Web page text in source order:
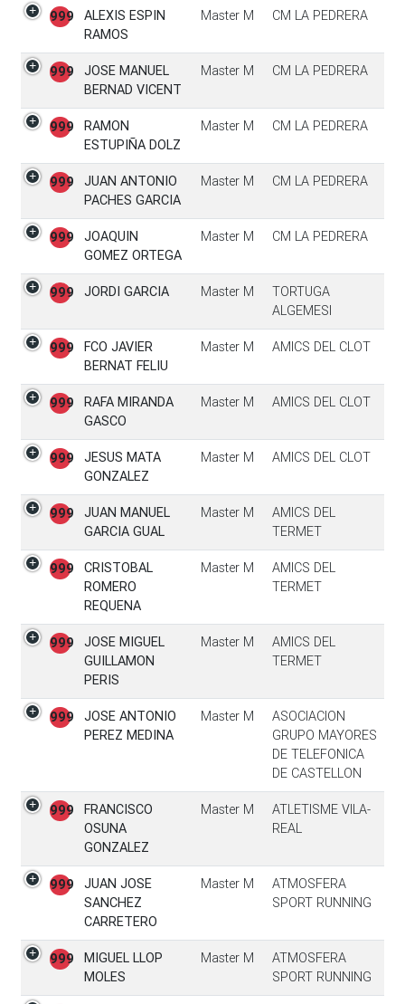
999
ALEXIS ESPIN
RAMOS
Master M CM LA PEDRERA
999
JOSE MANUEL
BERNAD VICENT
Master M CM LA PEDRERA
999
RAMON
ESTUPIÑA DOLZ
Master M CM LA PEDRERA
999
JUAN ANTONIO
PACHES GARCIA
Master M CM LA PEDRERA
999
JOAQUIN
GOMEZ ORTEGA
Master M CM LA PEDRERA
999 JORDI GARCIA Master M
TORTUGA
ALGEMESI
999
FCO JAVIER
BERNAT FELIU
Master M AMICS DEL CLOT
999
RAFA MIRANDA
GASCO
Master M AMICS DEL CLOT
999
JESUS MATA
GONZALEZ
Master M AMICS DEL CLOT
999
JUAN MANUEL
GARCIA GUAL
Master M
AMICS DEL
TERMET
999
CRISTOBAL
ROMERO
REQUENA
Master M
AMICS DEL
TERMET
999
JOSE MIGUEL
GUILLAMON
PERIS
Master M
AMICS DEL
TERMET
999
JOSE ANTONIO
PEREZ MEDINA
Master M
ASOCIACION
GRUPO MAYORES
DE TELEFONICA
DE CASTELLON
999
FRANCISCO
OSUNA
GONZALEZ
Master M
ATLETISME VILA-
REAL
999
JUAN JOSE
SANCHEZ
CARRETERO
Master M
ATMOSFERA
SPORT RUNNING
999
MIGUEL LLOP
MOLES
Master M
ATMOSFERA
SPORT RUNNING